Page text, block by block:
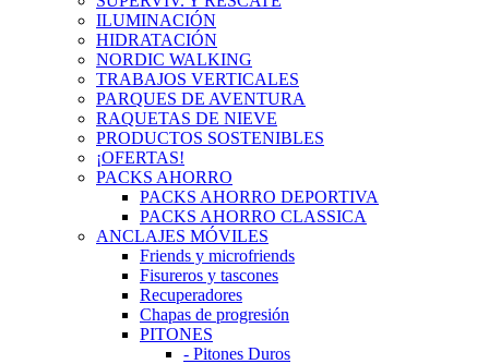
ILUMINACIÓN
HIDRATACIÓN
NORDIC WALKING
TRABAJOS VERTICALES
PARQUES DE AVENTURA
RAQUETAS DE NIEVE
PRODUCTOS SOSTENIBLES
¡OFERTAS!
PACKS AHORRO
PACKS AHORRO DEPORTIVA
PACKS AHORRO CLASSICA
ANCLAJES MÓVILES
Friends y microfriends
Fisureros y tascones
Recuperadores
Chapas de progresión
PITONES
- Pitones Duros